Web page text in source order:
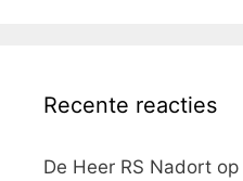
Recente reacties
De Heer RS Nadort op